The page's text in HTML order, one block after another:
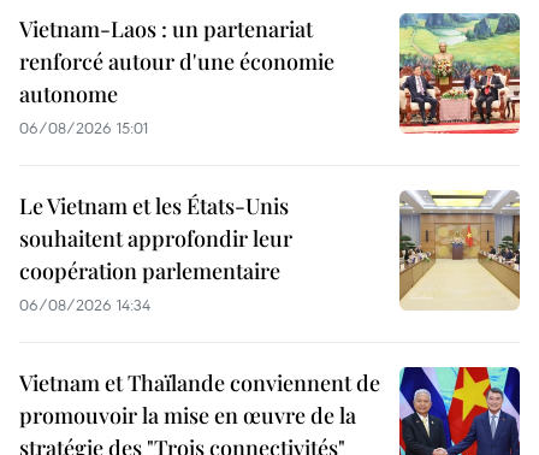
Vietnam-Laos : un partenariat
renforcé autour d'une économie
autonome
06/08/2026 15:01
Le Vietnam et les États-Unis
souhaitent approfondir leur
coopération parlementaire
06/08/2026 14:34
Vietnam et Thaïlande conviennent de
promouvoir la mise en œuvre de la
stratégie des "Trois connectivités"